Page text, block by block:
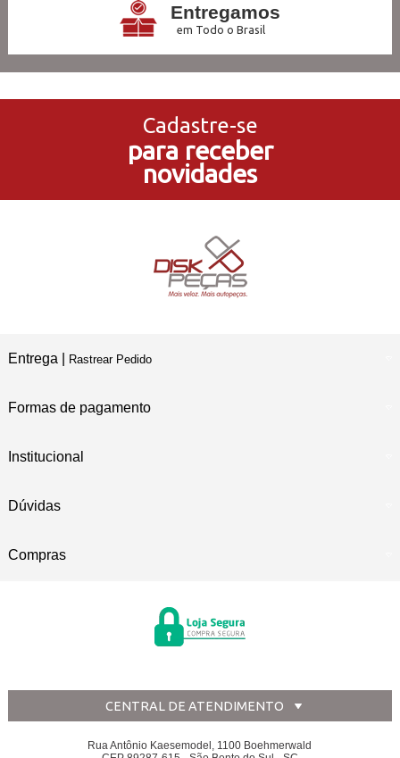
Entregamos
em Todo o Brasil
no Cartão de Crédito
5% de Desconto
no Pagamento PIX
Em Nossas Lojas Físicas
Cadastre-se
para receber
novidades
Entrega | Rastrear Pedido
Formas de pagamento
Institucional
Dúvidas
Compras
CENTRAL DE ATENDIMENTO
Rua Antônio Kaesemodel, 1100 Boehmerwald